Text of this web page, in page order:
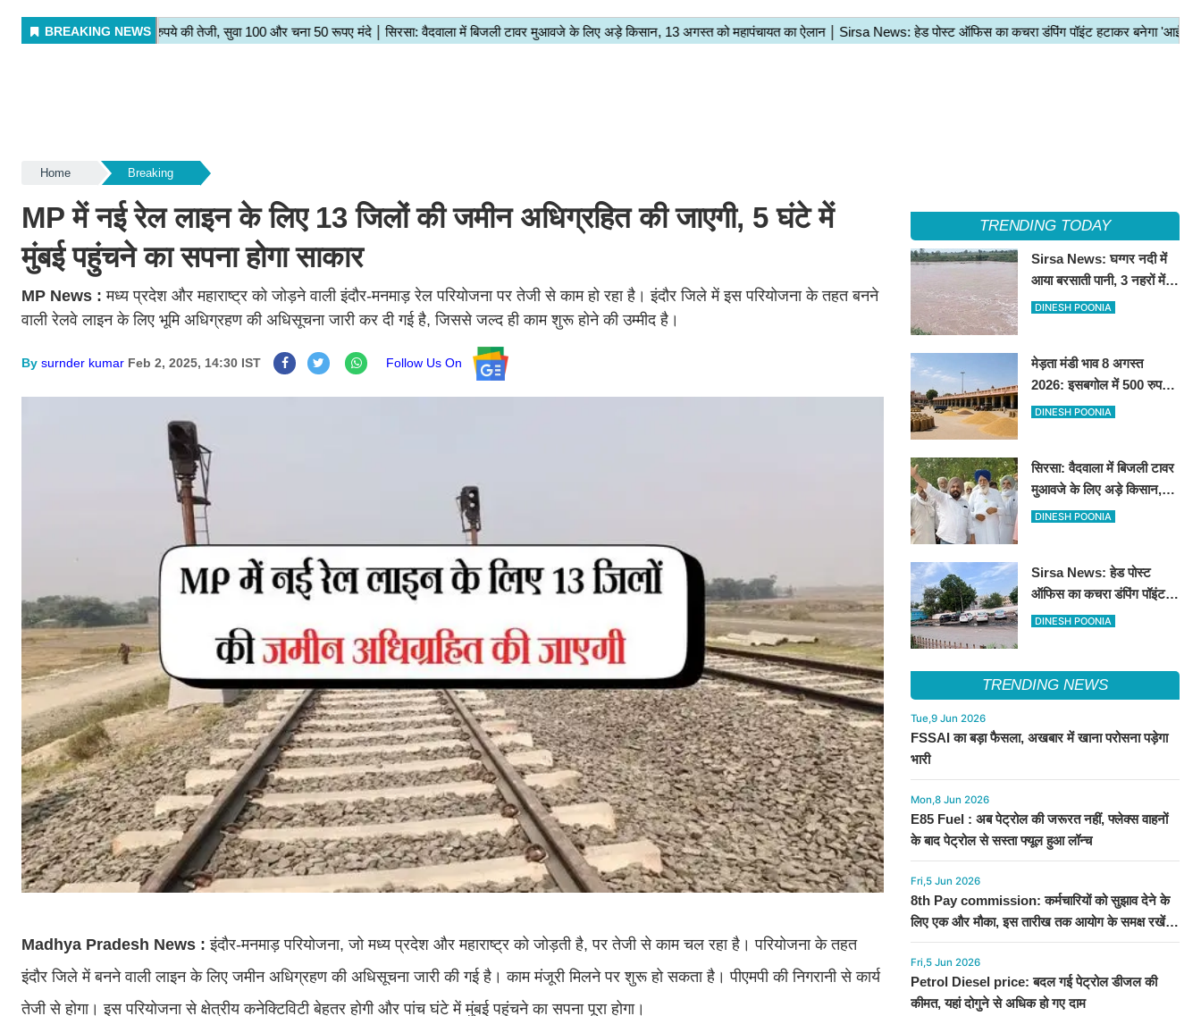
Home Breaking
MP में नई रेल लाइन के लिए 13 जिलों की जमीन अधिग्रहित की जाएगी, 5 घंटे में
मुंबई पहुंचने का सपना होगा साकार
MP News :मध्य प्रदेश और महाराष्ट्र को जोड़ने वाली इंदौर-मनमाड़ रेल परियोजना पर तेजी से काम हो रहा है। इंदौर जिले में इस परियोजना के तहत बनने
वाली रेलवे लाइन के लिए भूमि अधिग्रहण की अधिसूचना जारी कर दी गई है, जिससे जल्द ही काम शुरू होने की उम्मीद है।
By surnder kumar Feb 2, 2025, 14:30 IST Follow Us On
Madhya Pradesh News : इंदौर-मनमाड़ परियोजना, जो मध्य प्रदेश और महाराष्ट्र को जोड़ती है, पर तेजी से काम चल रहा है। परियोजना के तहत
इंदौर जिले में बनने वाली लाइन के लिए जमीन अधिग्रहण की अधिसूचना जारी की गई है। काम मंजूरी मिलने पर शुरू हो सकता है। पीएमपी की निगरानी से कार्य
तेजी से होगा। इस परियोजना से क्षेत्रीय कनेक्टिविटी बेहतर होगी और पांच घंटे में मुंबई पहुंचने का सपना पूरा होगा।
TRENDING TODAY
Sirsa News: घग्गर नदी में
आया बरसाती पानी, 3 नहरों में
छोड़ा, नरमा और ग्वार फसल को
DINESH POONIA
मेड़ता मंडी भाव 8 अगस्त
2026: इसबगोल में 500 रुपये
की तेजी, सुवा 100 और चना 50
DINESH POONIA
सिरसा: वैदवाला में बिजली टावर
मुआवजे के लिए अड़े किसान,
13 अगस्त को महापंचायत का
DINESH POONIA
Sirsa News: हेड पोस्ट
ऑफिस का कचरा डंपिंग पॉइंट
हटाकर बनेगा 'आई लव सिरसा'
DINESH POONIA
TRENDING NEWS
Tue,9 Jun 2026
FSSAI का बड़ा फैसला, अखबार में खाना परोसना पड़ेगा
भारी
Mon,8 Jun 2026
E85 Fuel : अब पेट्रोल की जरूरत नहीं, फ्लेक्स वाहनों
के बाद पेट्रोल से सस्ता फ्यूल हुआ लॉन्च
Fri,5 Jun 2026
8th Pay commission: कर्मचारियों को सुझाव देने के
लिए एक और मौका, इस तारीख तक आयोग के समक्ष रखें
अपनी बात
Fri,5 Jun 2026
Petrol Diesel price: बदल गई पेट्रोल डीजल की
कीमत, यहां दोगुने से अधिक हो गए दाम